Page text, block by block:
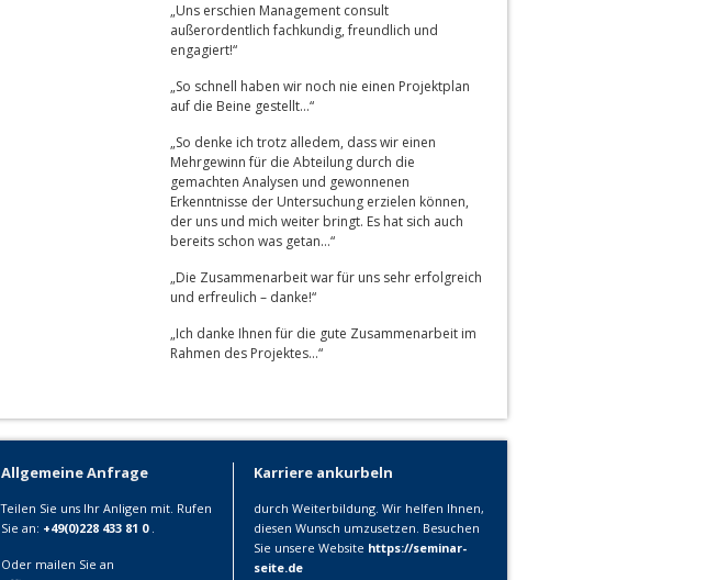
„Uns erschien Management consult
außerordentlich fachkundig, freundlich und
engagiert!“
„So schnell haben wir noch nie einen Projektplan
auf die Beine gestellt…“
„So denke ich trotz alledem, dass wir einen
Mehrgewinn für die Abteilung durch die
gemachten Analysen und gewonnenen
Erkenntnisse der Untersuchung erzielen können,
der uns und mich weiter bringt. Es hat sich auch
bereits schon was getan…“
„Die Zusammenarbeit war für uns sehr erfolgreich
und erfreulich – danke!“
„Ich danke Ihnen für die gute Zusammenarbeit im
Rahmen des Projektes…“
Allgemeine Anfrage
Teilen Sie uns Ihr Anligen mit. Rufen
Sie an: +49(0)228 433 81 0 .
Oder mailen Sie an
Karriere ankurbeln
durch Weiterbildung. Wir helfen Ihnen,
diesen Wunsch umzusetzen. Besuchen
Sie unsere Website https://seminar-
seite.de